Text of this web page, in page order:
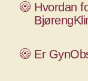
Hvordan
Er